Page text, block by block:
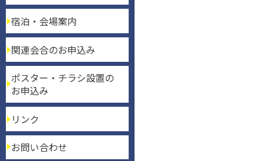
宿泊・会場案内
関連会合のお申込み
ポスター・チラシ設置の
お申込み
リンク
お問い合わせ